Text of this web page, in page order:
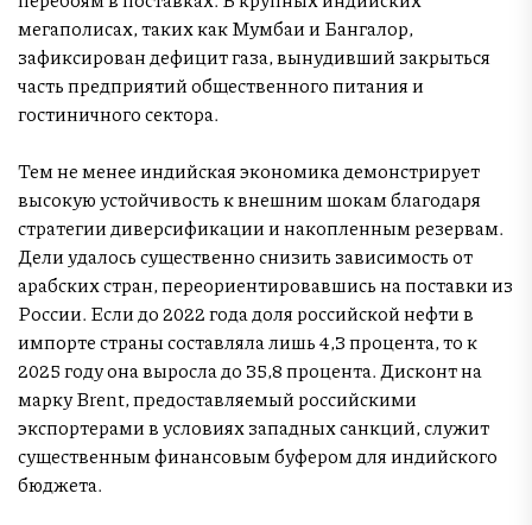
мегаполисах, таких как Мумбаи и Бангалор,
зафиксирован дефицит газа, вынудивший закрыться
часть предприятий общественного питания и
гостиничного сектора.
Тем не менее индийская экономика демонстрирует
высокую устойчивость к внешним шокам благодаря
стратегии диверсификации и накопленным резервам.
Дели удалось существенно снизить зависимость от
арабских стран, переориентировавшись на поставки из
России. Если до 2022 года доля российской нефти в
импорте страны составляла лишь 4,3 процента, то к
2025 году она выросла до 35,8 процента. Дисконт на
марку Brent, предоставляемый российскими
экспортерами в условиях западных санкций, служит
существенным финансовым буфером для индийского
бюджета.